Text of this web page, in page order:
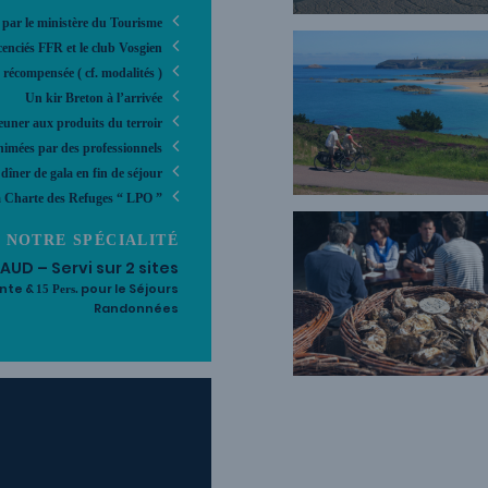
par le ministère du Tourisme
FFR et le club Vosgien
( cf. modalités )
Un kir Breton à l’arrivée
aux produits du terroir
par des professionnels
de gala en fin de séjour
des Refuges “ LPO ”
NOTRE SPÉCIALITÉ
– Servi sur 2 sites
& 15 Pers. pour le Séjours
Randonnées